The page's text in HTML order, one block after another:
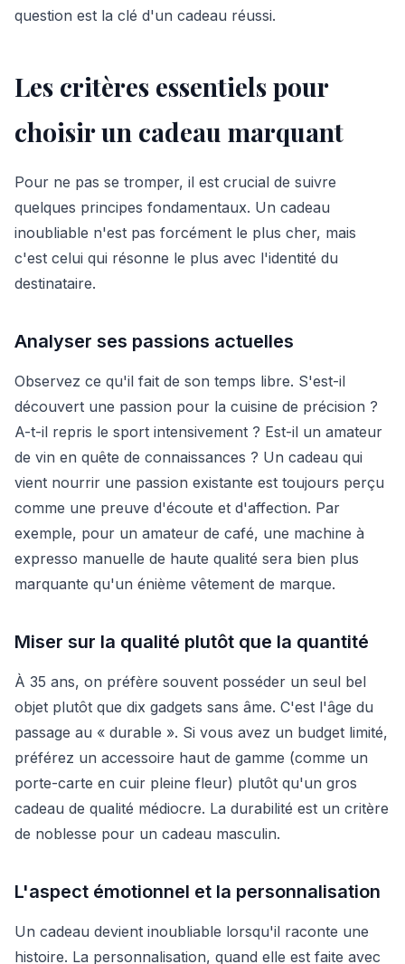
question est la clé d'un cadeau réussi.
Les critères essentiels pour
choisir un cadeau marquant
Pour ne pas se tromper, il est crucial de suivre
quelques principes fondamentaux. Un cadeau
inoubliable n'est pas forcément le plus cher, mais
c'est celui qui résonne le plus avec l'identité du
destinataire.
Analyser ses passions actuelles
Observez ce qu'il fait de son temps libre. S'est-il
découvert une passion pour la cuisine de précision ?
A-t-il repris le sport intensivement ? Est-il un amateur
de vin en quête de connaissances ? Un cadeau qui
vient nourrir une passion existante est toujours perçu
comme une preuve d'écoute et d'affection. Par
exemple, pour un amateur de café, une machine à
expresso manuelle de haute qualité sera bien plus
marquante qu'un énième vêtement de marque.
Miser sur la qualité plutôt que la quantité
À 35 ans, on préfère souvent posséder un seul bel
objet plutôt que dix gadgets sans âme. C'est l'âge du
passage au « durable ». Si vous avez un budget limité,
préférez un accessoire haut de gamme (comme un
porte-carte en cuir pleine fleur) plutôt qu'un gros
cadeau de qualité médiocre. La durabilité est un critère
de noblesse pour un cadeau masculin.
L'aspect émotionnel et la personnalisation
Un cadeau devient inoubliable lorsqu'il raconte une
histoire. La personnalisation, quand elle est faite avec